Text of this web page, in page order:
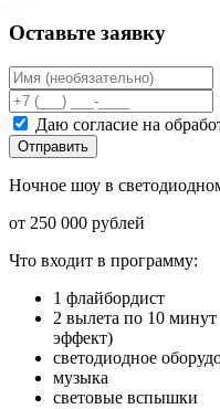
Оставьте заявку
Даю согласие на
Отправить
Ночное шоу в
от 250 000 рублей
Что входит в программу:
1 флайбордист
2 вылета по 10
эффект)
светодиодное
музыка
световые вспышки